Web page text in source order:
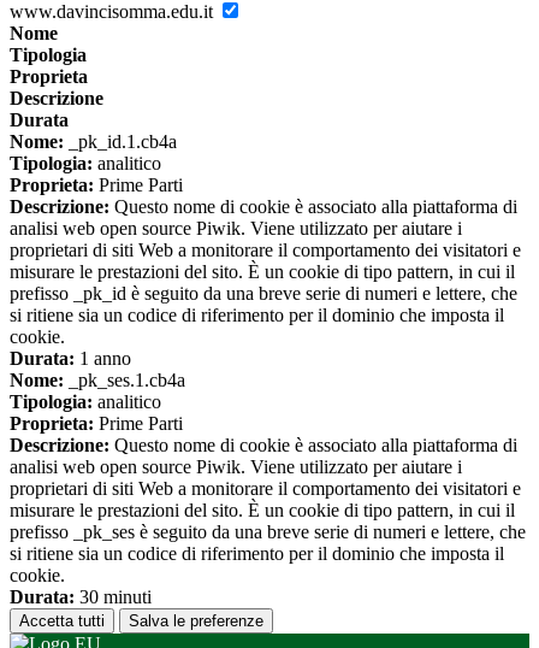
www.davincisomma.edu.it
Nome
Tipologia
Proprieta
Descrizione
Durata
Nome: _pk_id.1.cb4a
Tipologia: analitico
Proprieta: Prime Parti
Descrizione: Questo nome di cookie è associato alla piattaforma di
analisi web open source Piwik. Viene utilizzato per aiutare i
proprietari di siti Web a monitorare il comportamento dei visitatori e
misurare le prestazioni del sito. È un cookie di tipo pattern, in cui il
prefisso _pk_id è seguito da una breve serie di numeri e lettere, che
si ritiene sia un codice di riferimento per il dominio che imposta il
cookie.
Durata: 1 anno
Nome: _pk_ses.1.cb4a
Tipologia: analitico
Proprieta: Prime Parti
Descrizione: Questo nome di cookie è associato alla piattaforma di
analisi web open source Piwik. Viene utilizzato per aiutare i
proprietari di siti Web a monitorare il comportamento dei visitatori e
misurare le prestazioni del sito. È un cookie di tipo pattern, in cui il
prefisso _pk_ses è seguito da una breve serie di numeri e lettere, che
si ritiene sia un codice di riferimento per il dominio che imposta il
cookie.
Durata: 30 minuti
Accetta tutti Salva le preferenze